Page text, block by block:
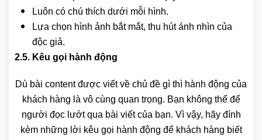
Luôn có chú thích dưới mỗi hình.
Lựa chọn hình ảnh bắt mắt, thu hút ánh nhìn của
độc giả.
2.5. Kêu gọi hành động
Dù bài content được viết về chủ đề gì thì hành động của
khách hàng là vô cùng quan trọng. Bạn không thể để
người đọc lướt qua bài viết của bạn. Vì vậy, hãy đính
kèm những lời kêu gọi hành động để khách hàng biết